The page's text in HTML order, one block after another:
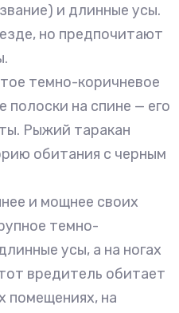
и длинные усы.
но предпочитают
темно-коричневое
полоски на спине — его
Рыжий таракан
обитания с черным
и мощнее своих
темно-
усы, а на ногах
вредитель обитает
помещениях, на